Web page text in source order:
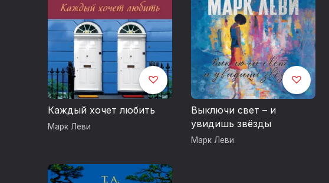
Каждый хочет любить
Марк Леви
Выключи свет – и
увидишь звёзды
Марк Леви